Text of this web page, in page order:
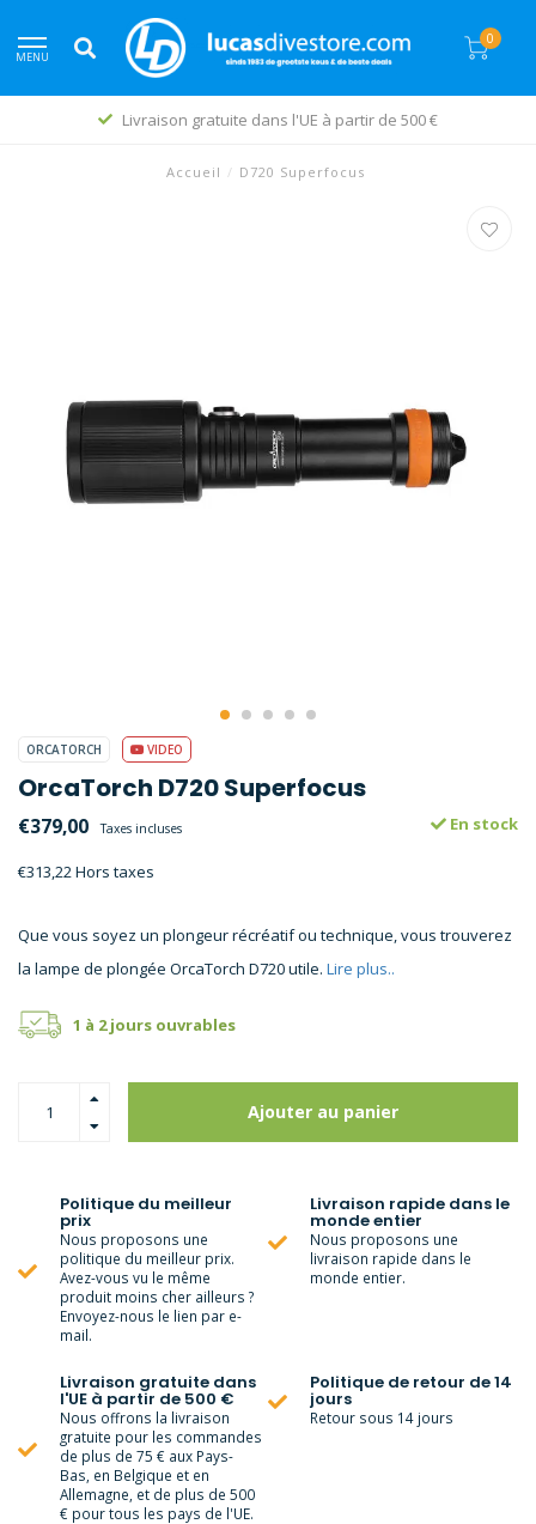
MENU
0
Livraison gratuite dans l'UE à partir de 500 €
Accueil / D720 Superfocus
ORCATORCH VIDEO
OrcaTorch D720 Superfocus
€379,00 Taxes incluses
€313,22 Hors taxes
En stock
Que vous soyez un plongeur récréatif ou technique, vous trouverez
la lampe de plongée OrcaTorch D720 utile. Lire plus..
1 à 2 jours ouvrables
Ajouter au panier
Politique du meilleur
prix
Nous proposons une
politique du meilleur prix.
Avez-vous vu le même
produit moins cher ailleurs ?
Envoyez-nous le lien par e-
mail.
Livraison rapide dans le
monde entier
Nous proposons une
livraison rapide dans le
monde entier.
Livraison gratuite dans
l'UE à partir de 500 €
Nous offrons la livraison
gratuite pour les commandes
de plus de 75 € aux Pays-
Bas, en Belgique et en
Allemagne, et de plus de 500
€ pour tous les pays de l'UE.
Politique de retour de 14
jours
Retour sous 14 jours